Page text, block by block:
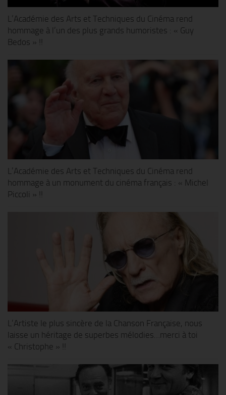
L’Académie des Arts et Techniques du Cinéma rend
hommage à l’un des plus grands humoristes : « Guy
Bedos » !!
L’Académie des Arts et Techniques du Cinéma rend
hommage à un monument du cinéma français : « Michel
Piccoli » !!
L’Artiste le plus sincère de la Chanson Française, nous
laisse un héritage de superbes mélodies…merci à toi
« Christophe » !!